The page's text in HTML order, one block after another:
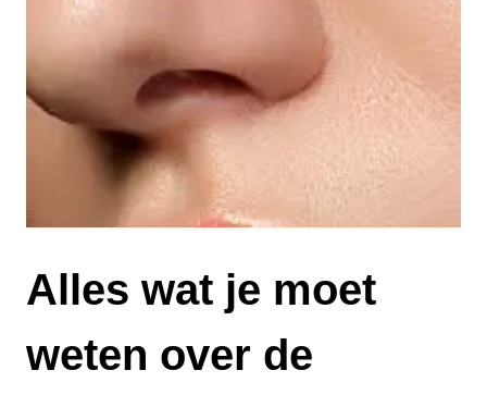
Alles wat je moet
weten over de